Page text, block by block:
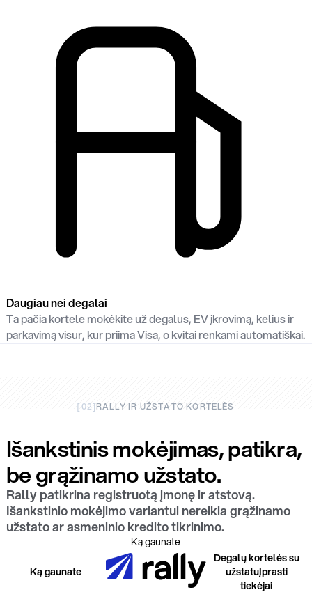
Daugiau nei degalai
Ta pačia kortele mokėkite už degalus, EV įkrovimą, kelius ir
parkavimą visur, kur priima Visa, o kvitai renkami automatiškai.
[02]RALLY IR UŽSTATO KORTELĖS
Išankstinis mokėjimas, patikra,
be grąžinamo užstato.
Rally patikrina registruotą įmonę ir atstovą.
Išankstinio mokėjimo variantui nereikia grąžinamo
užstato ar asmeninio kredito tikrinimo.
Ką gaunate
Ką gaunate
Degalų kortelės su
užstatuĮprasti
tiekėjai